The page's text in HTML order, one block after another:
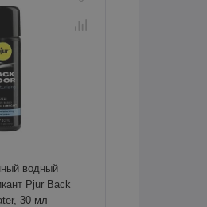
водный
Pjur Back
30 мл